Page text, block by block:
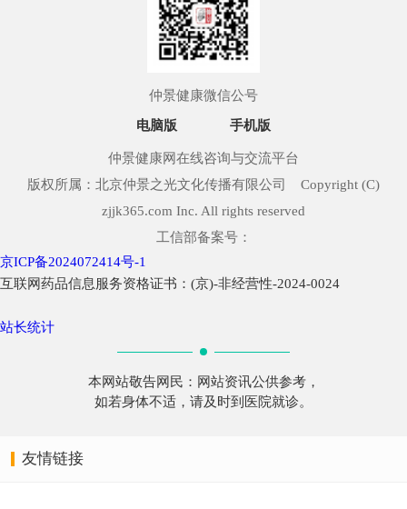
仲景健康微信公号
电脑版 手机版
仲景健康网在线咨询与交流平台
版权所属：北京仲景之光文化传播有限公司 Copyright (C)
zjjk365.com Inc. All rights reserved
工信部备案号：
京ICP备2024072414号-1
互联网药品信息服务资格证书：(京)-非经营性-2024-0024
站长统计
本网站敬告网民：网站资讯公供参考，
如若身体不适，请及时到医院就诊。
友情链接